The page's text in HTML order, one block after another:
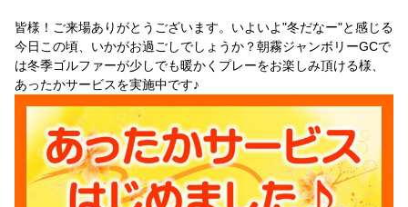
皆様！ご来場ありがとうございます。いよいよ"冬だなー"と感じる
今日この頃、いかがお過ごしでしょうか？朝霧ジャンボリーGCで
は冬季ゴルファーが少しでも暖かくプレーをお楽しみ頂ける様、
あったかサービスを実施中です♪